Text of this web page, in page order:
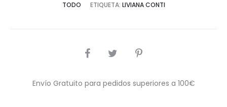
TODO
ETIQUETA: LIVIANA CONTI
COMPARTIR
Envío Gratuito para pedidos superiores a 100€